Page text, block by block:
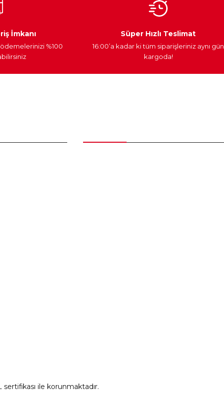
Sistemi Araç Farları
İmkanı
%100
Süper Hızlı Teslimat
16:00’a kadar ki tüm siparişleriniz aynı gün
kargoda!
sertifikası ile korunmaktadır.